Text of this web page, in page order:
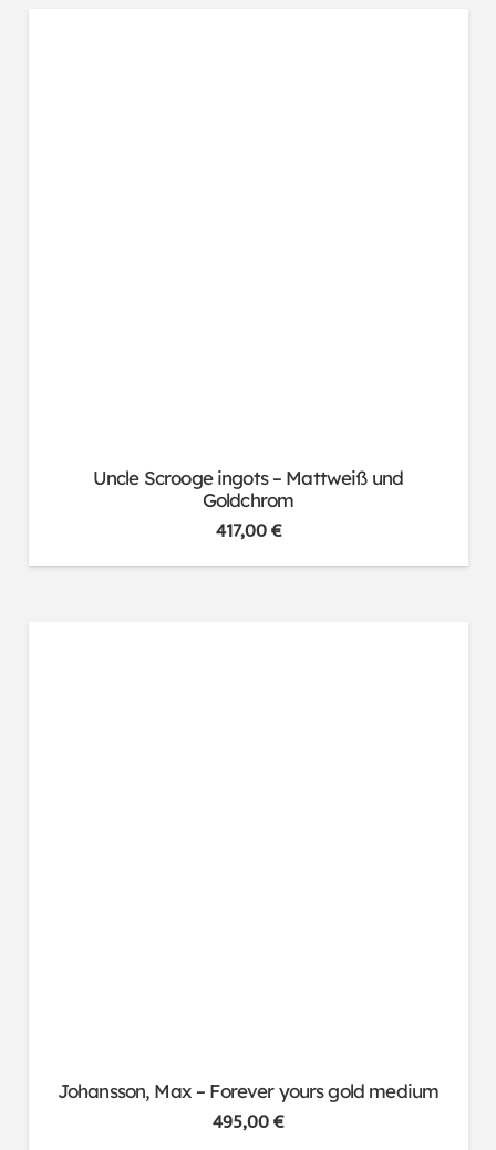
Uncle Scrooge ingots – Mattweiß und
Goldchrom
417,00€
Johansson, Max – Forever yours gold medium
495,00€